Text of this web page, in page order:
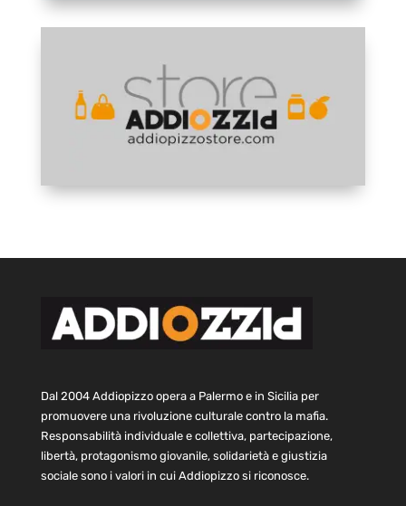
Dal 2004 Addiopizzo opera a Palermo e in Sicilia per
promuovere una rivoluzione culturale contro la mafia.
Responsabilità individuale e collettiva, partecipazione,
libertà, protagonismo giovanile, solidarietà e giustizia
sociale sono i valori in cui Addiopizzo si riconosce.